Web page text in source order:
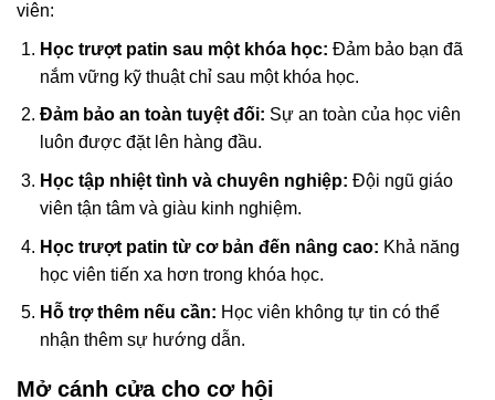
viên:
Học trượt patin sau một khóa học: Đảm bảo bạn đã
nắm vững kỹ thuật chỉ sau một khóa học.
Đảm bảo an toàn tuyệt đối: Sự an toàn của học viên
luôn được đặt lên hàng đầu.
Học tập nhiệt tình và chuyên nghiệp: Đội ngũ giáo
viên tận tâm và giàu kinh nghiệm.
Học trượt patin từ cơ bản đến nâng cao: Khả năng
học viên tiến xa hơn trong khóa học.
Hỗ trợ thêm nếu cần: Học viên không tự tin có thể
nhận thêm sự hướng dẫn.
Mở cánh cửa cho cơ hội